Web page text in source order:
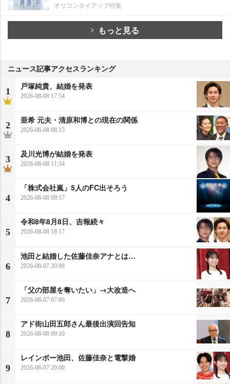
オリコンタイアップ特集
もっと見る
ニュース記事アクセスランキング
1
戸塚純貴、結婚を発表
2026-08-08 17:54
2
亜希 元夫・清原和博との現在の関係
2026-08-08 08:15
3
及川光博が結婚を発表
2026-08-08 11:34
4
「株式会社嵐」5人のFC出そろう
2026-08-08 09:17
5
令和8年8月8日、吉報続々
2026-08-08 18:17
6
池田と結婚した佐藤佳奈アナとは…
2026-08-07 20:08
7
「父の部屋を奪いたい」→大改造へ
2026-08-07 07:00
8
アド街山田五郎さん最後出演回告知
2026-08-08 09:10
9
レインボー池田、佐藤佳奈と電撃婚
2026-08-07 20:00